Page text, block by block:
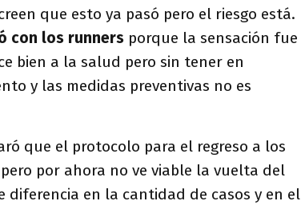
que esto ya pasó pero el riesgo está.
con los runners porque la sensación fue
bien a la salud pero sin tener en
y las medidas preventivas no es
que el protocolo para el regreso a los
por ahora no ve viable la vuelta del
en la cantidad de casos y en el